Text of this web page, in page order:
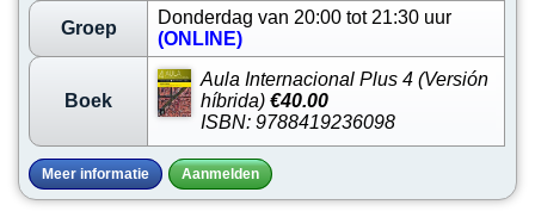
Groep
Donderdag van 20:00 tot 21:30 uur
(ONLINE)
Boek
Aula Internacional Plus 4 (Versión
híbrida) €40.00
ISBN: 9788419236098
Meer informatie Aanmelden